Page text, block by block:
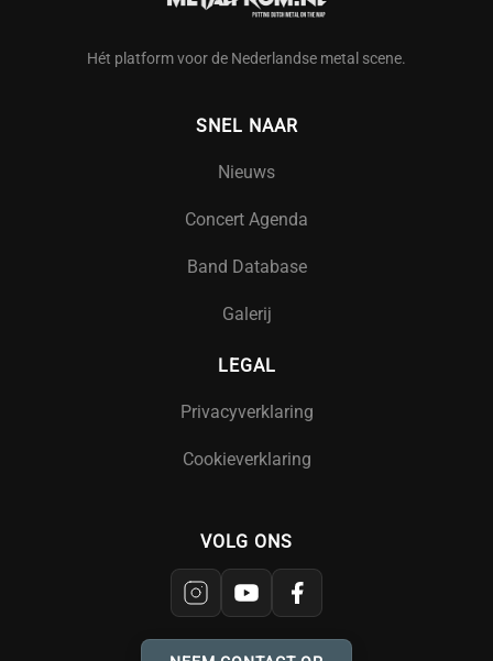
Hét platform voor de Nederlandse metal scene.
SNEL NAAR
Nieuws
Concert Agenda
Band Database
Galerij
LEGAL
Privacyverklaring
Cookieverklaring
VOLG ONS